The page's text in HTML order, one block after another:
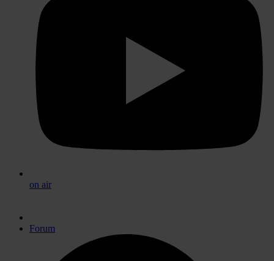
on air
Forum